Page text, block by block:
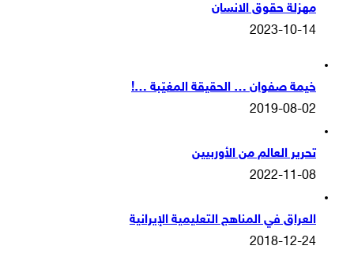
مهزلة حقوق الانسان
2023-10-14
خيمة صفوان … الحقيقة المغيّبة …!
2019-08-02
تحرير العالم من الأوربيين
2022-11-08
العراق في المناهج التعليمية الإيرانية
2018-12-24